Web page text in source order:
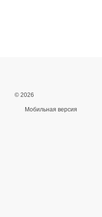
© 2026
Мобильная версия